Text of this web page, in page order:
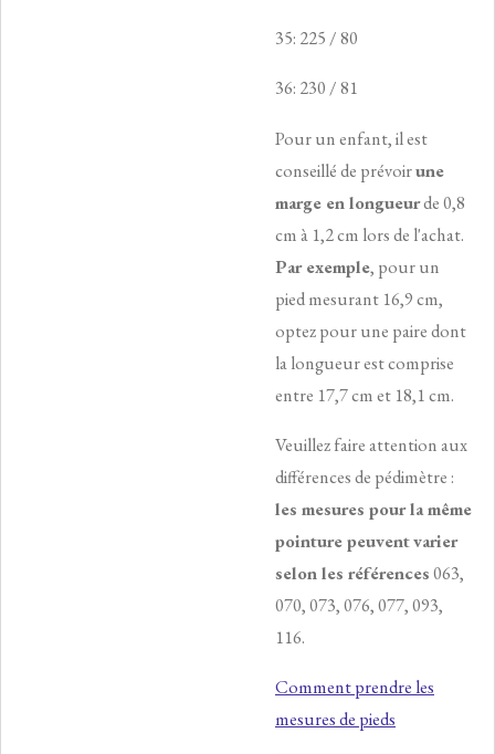
35: 225 / 80
36: 230 / 81
Pour un enfant, il est
conseillé de prévoirune
marge en longueurde 0,8
cm à 1,2 cm lors de l'achat.
Par exemple, pour un
pied mesurant 16,9 cm,
optez pour une paire dont
la longueur est comprise
entre 17,7 cm et 18,1 cm.
Veuillez faire attention aux
différences de pédimètre :
les mesures pour la même
pointure peuventvarier
selon les références063,
070, 073, 076, 077, 093,
116.
Comment prendre les
mesures de pieds